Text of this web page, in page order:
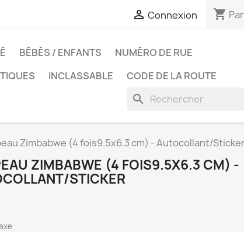
 Connexion shopping_cart
BÉBÉS / ENFANTS
NUMÉRO DE RUE
INCLASSABLE CODE DE LA ROUTE
search
Zimbabwe (4 fois9.5x6.3 cm) - Autocollant/
ZIMBABWE (4 FOIS9.5X6.3 CM) -
STICKER